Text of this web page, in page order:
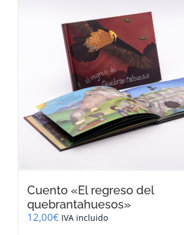
Cuento «El regreso del
quebrantahuesos»
12,00€ IVA incluido